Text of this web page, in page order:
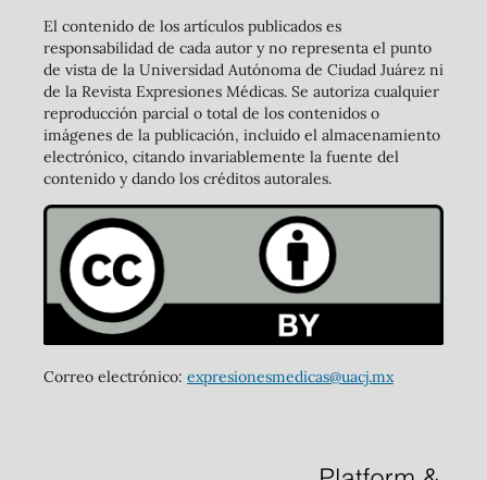
El contenido de los artículos publicados es
responsabilidad de cada autor y no representa el punto
de vista de la Universidad Autónoma de Ciudad Juárez ni
de la Revista Expresiones Médicas. Se autoriza cualquier
reproducción parcial o total de los contenidos o
imágenes de la publicación, incluido el almacenamiento
electrónico, citando invariablemente la fuente del
contenido y dando los créditos autorales.
Correo electrónico: expresionesmedicas@uacj.mx